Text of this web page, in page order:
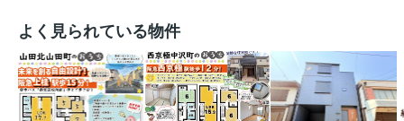
よく見られている物件